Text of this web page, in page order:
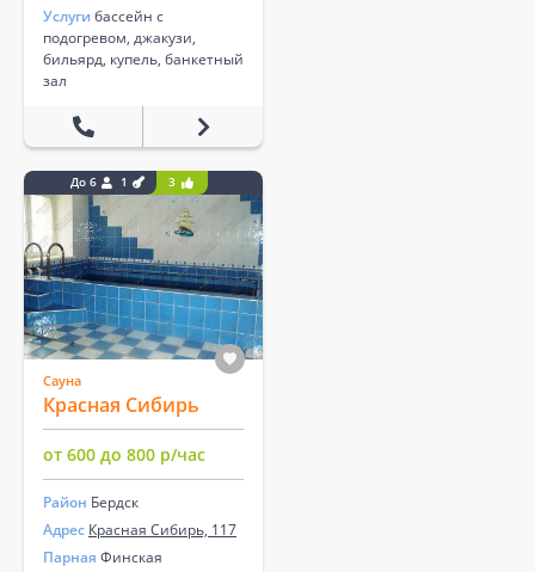
Услуги бассейн с
подогревом, джакузи,
бильярд, купель, банкетный
зал
До 6 1 3
Сауна
Красная Сибирь
от 600 до 800 р/час
Район Бердск
Адрес Красная Сибирь, 117
Парная Финская